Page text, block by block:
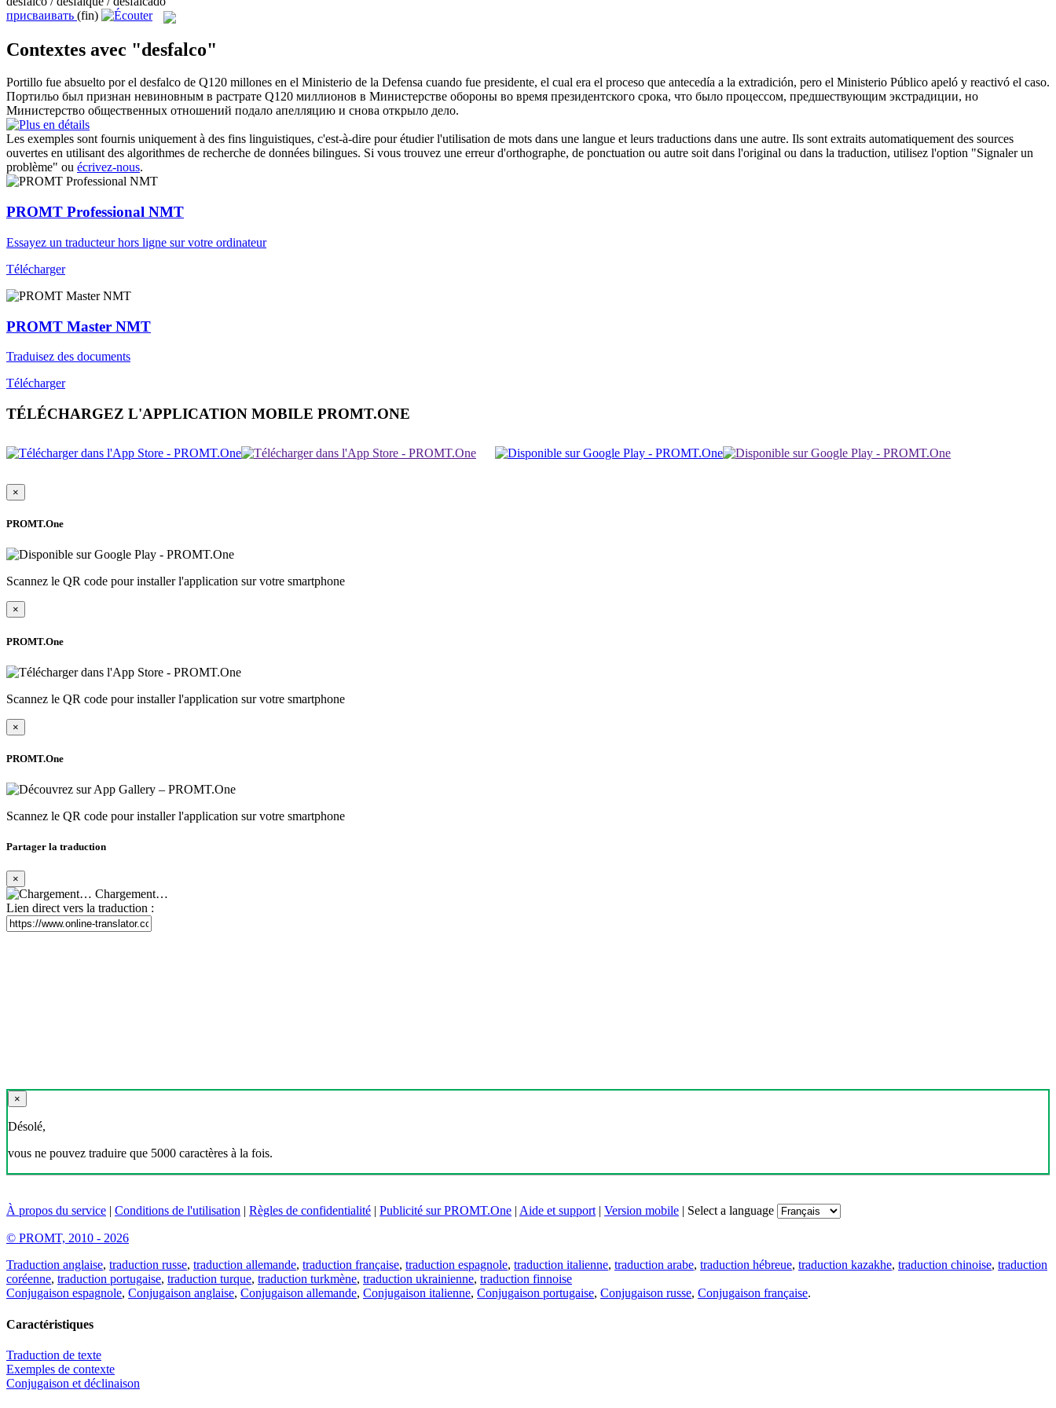
присваивать (fin)
Contextes avec "desfalco"
Portillo fue absuelto por el desfalco de Q120 millones en el Ministerio de la Defensa cuando fue presidente, el cual era el proceso que antecedía a la extradición, pero el Ministerio Público apeló y reactivó el caso.
Портильо был признан невиновным в растрате Q120 миллионов в Министерстве обороны во время президентского срока, что было процессом, предшествующим экстрадиции, но
Министерство общественных отношений подало апелляцию и снова открыло дело.
Les exemples sont fournis uniquement à des fins linguistiques, c'est-à-dire pour étudier l'utilisation de mots dans une langue et leurs traductions dans une autre. Ils sont extraits automatiquement des sources
ouvertes en utilisant des algorithmes de recherche de données bilingues. Si vous trouvez une erreur d'orthographe, de ponctuation ou autre soit dans l'original ou dans la traduction, utilisez l'option "Signaler un
problème" ou écrivez-nous.
PROMT Professional NMT
Essayez un traducteur hors ligne sur votre ordinateur
Télécharger
PROMT Master NMT
Traduisez des documents
Télécharger
TÉLÉCHARGEZ L'APPLICATION MOBILE PROMT.ONE
×
PROMT.One
Scannez le QR code pour installer l'application sur votre smartphone
×
PROMT.One
Scannez le QR code pour installer l'application sur votre smartphone
×
PROMT.One
Scannez le QR code pour installer l'application sur votre smartphone
Partager la traduction
×
Chargement…
Lien direct vers la traduction :
×
Désolé,
vous ne pouvez traduire que 5000 caractères à la fois.
À propos du service | Conditions de l'utilisation | Règles de confidentialité | Publicité sur PROMT.One | Aide et support| Version mobile | Select a language
© PROMT, 2010 - 2026
Traduction anglaise, traduction russe, traduction allemande, traduction française, traduction espagnole, traduction italienne, traduction arabe, traduction hébreue, traduction kazakhe, traduction chinoise, traduction
coréenne, traduction portugaise, traduction turque, traduction turkmène, traduction ukrainienne, traduction finnoise
Conjugaison espagnole, Conjugaison anglaise, Conjugaison allemande, Conjugaison italienne, Conjugaison portugaise, Conjugaison russe, Conjugaison française.
Caractéristiques
Traduction de texte
Exemples de contexte
Conjugaison et déclinaison